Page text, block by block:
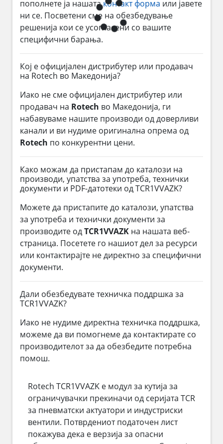
пополнете ја нашатаконтакт форма или јавете
ни се. Посветени сме на обезбедување
решенија кои се усогласени со вашите
специфични барања.
Кој е официјален дистрибутер или продавач
на Rotech во Македонија?
Иако не сме официјален дистрибутер или
продавач на Rotech во Македонија, ги
набавуваме нашите производи од доверливи
канали и ви нудиме оригинална опрема од
Rotech по конкурентни цени.
Како можам да пристапам до каталози на
производи, упатства за употреба, технички
документи и PDF-датотеки од TCR1VVAZK?
Можете да пристапите до каталози, упатства
за употреба и технички документи за
производите одTCR1VVAZK на нашата веб-
страница. Посетете го нашиот дел за ресурси
или контактирајте не директно за специфични
документи.
Дали обезбедувате техничка поддршка за
TCR1VVAZK?
Иако не нудиме директна техничка поддршка,
можеме да ви помогнеме да контактирате со
производителот за да обезбедите потребна
помош.
Rotech TCR1VVAZK е модул за кутија за
ограничувачки прекиначи од серијата TCR
за пневматски актуатори и индустриски
вентили. Потврдениот податочен лист
покажува дека е верзија за опасни